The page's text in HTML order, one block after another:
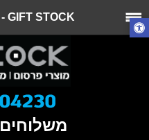
GIFT STOCK - מוצרי פרסום ומ...